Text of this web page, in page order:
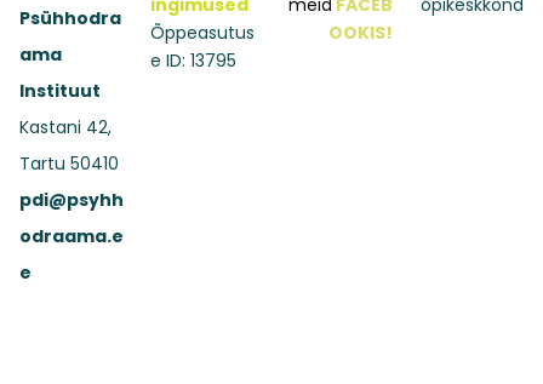
Psühhodra
ama
Instituut
Kastani 42,
Tartu 50410
pdi@psyhh
odraama.e
e
ingimused
Õppeasutus
e ID: 13795
meid FACEB
OOKIS!
õpikeskkond